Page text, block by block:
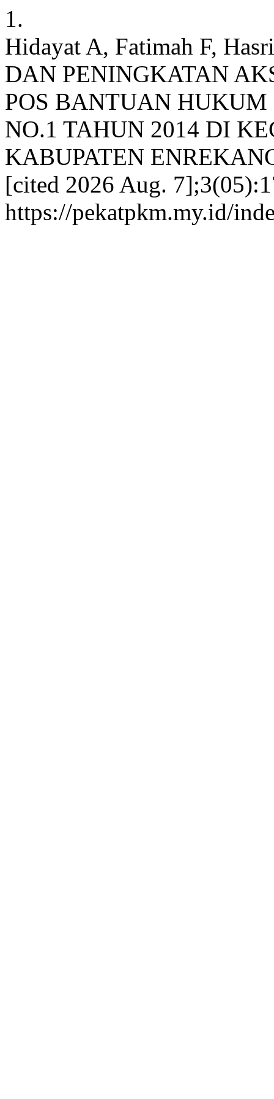
1.
Hidayat A, Fatimah F,
DAN PENINGKATAN
POS BANTUAN
NO.1 TAHUN 2014 DI
KABUPATEN
[cited 2026 Aug.
https://pekatpkm.my.id/